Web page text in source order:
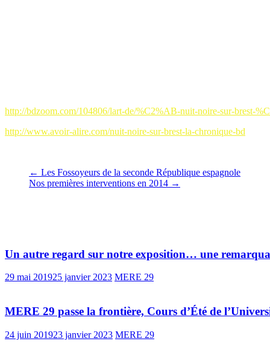
http://bdzoom.com/104806/lart-de/%C2%AB-nuit-noire-sur-brest-
http://www.avoir-alire.com/nuit-noire-sur-brest-la-chronique-bd
← Les Fossoyeurs de la seconde République espagnole
Nos premières interventions en 2014 →
Un autre regard sur notre exposition… une
29 mai 201925 janvier 2023 MERE 29
MERE 29 passe la frontière, Cours d’Été de
24 juin 201923 janvier 2023 MERE 29